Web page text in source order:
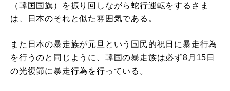
（韓国国旗）を振り回しながら蛇行運転をするさま
は、日本のそれと似た雰囲気である。
また日本の暴走族が元旦という国民的祝日に暴走行為
を行うのと同じように、韓国の暴走族は必ず8月15日
の光復節に暴走行為を行っている。